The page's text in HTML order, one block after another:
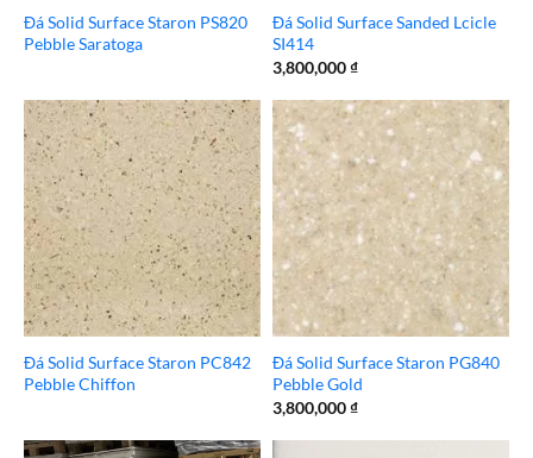
Đá Solid Surface Staron PS820
Pebble Saratoga
Đá Solid Surface Sanded Lcicle
SI414
3,800,000₫
Đá Solid Surface Staron PC842
Pebble Chiffon
Đá Solid Surface Staron PG840
Pebble Gold
3,800,000₫